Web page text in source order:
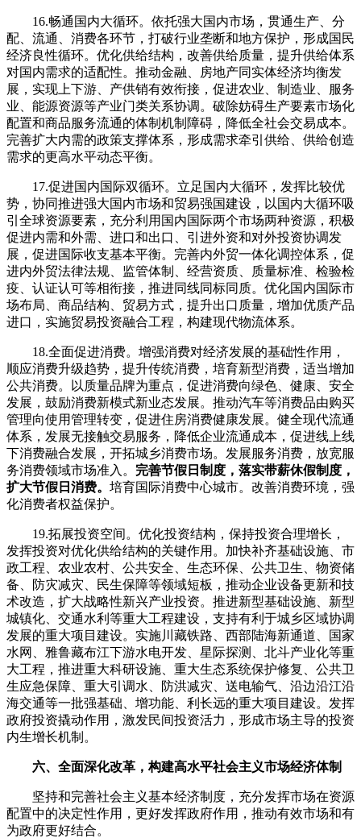
16.畅通国内大循环。依托强大国内市场，贯通生产、分
配、流通、消费各环节，打破行业垄断和地方保护，形成国民
经济良性循环。优化供给结构，改善供给质量，提升供给体系
对国内需求的适配性。推动金融、房地产同实体经济均衡发
展，实现上下游、产供销有效衔接，促进农业、制造业、服务
业、能源资源等产业门类关系协调。破除妨碍生产要素市场化
配置和商品服务流通的体制机制障碍，降低全社会交易成本。
完善扩大内需的政策支撑体系，形成需求牵引供给、供给创造
需求的更高水平动态平衡。
17.促进国内国际双循环。立足国内大循环，发挥比较优
势，协同推进强大国内市场和贸易强国建设，以国内大循环吸
引全球资源要素，充分利用国内国际两个市场两种资源，积极
促进内需和外需、进口和出口、引进外资和对外投资协调发
展，促进国际收支基本平衡。完善内外贸一体化调控体系，促
进内外贸法律法规、监管体制、经营资质、质量标准、检验检
疫、认证认可等相衔接，推进同线同标同质。优化国内国际市
场布局、商品结构、贸易方式，提升出口质量，增加优质产品
进口，实施贸易投资融合工程，构建现代物流体系。
18.全面促进消费。增强消费对经济发展的基础性作用，
顺应消费升级趋势，提升传统消费，培育新型消费，适当增加
公共消费。以质量品牌为重点，促进消费向绿色、健康、安全
发展，鼓励消费新模式新业态发展。推动汽车等消费品由购买
管理向使用管理转变，促进住房消费健康发展。健全现代流通
体系，发展无接触交易服务，降低企业流通成本，促进线上线
下消费融合发展，开拓城乡消费市场。发展服务消费，放宽服
务消费领域市场准入。 完善节假日制度，落实带薪休假制度，
扩大节假日消费。 培育国际消费中心城市。改善消费环境，强
化消费者权益保护。
19.拓展投资空间。优化投资结构，保持投资合理增长，
发挥投资对优化供给结构的关键作用。加快补齐基础设施、市
政工程、农业农村、公共安全、生态环保、公共卫生、物资储
备、防灾减灾、民生保障等领域短板，推动企业设备更新和技
术改造，扩大战略性新兴产业投资。推进新型基础设施、新型
城镇化、交通水利等重大工程建设，支持有利于城乡区域协调
发展的重大项目建设。实施川藏铁路、西部陆海新通道、国家
水网、雅鲁藏布江下游水电开发、星际探测、北斗产业化等重
大工程，推进重大科研设施、重大生态系统保护修复、公共卫
生应急保障、重大引调水、防洪减灾、送电输气、沿边沿江沿
海交通等一批强基础、增功能、利长远的重大项目建设。发挥
政府投资撬动作用，激发民间投资活力，形成市场主导的投资
内生增长机制。
六、全面深化改革，构建高水平社会主义市场经济体制
坚持和完善社会主义基本经济制度，充分发挥市场在资源
配置中的决定性作用，更好发挥政府作用，推动有效市场和有
为政府更好结合。